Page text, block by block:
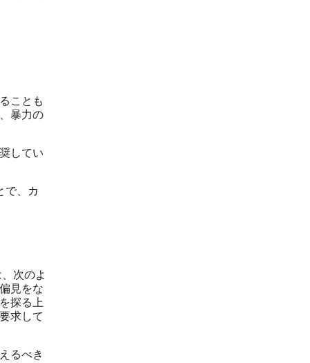
ことも
暴力の
してい
で、カ
次のよ
見をな
探る上
求して
るべき